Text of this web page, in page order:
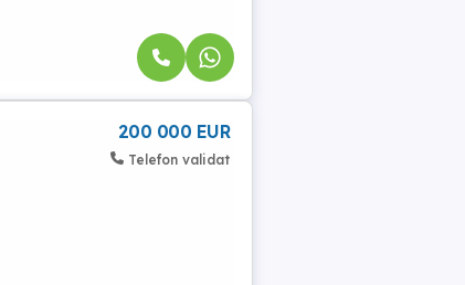
200 000 EUR
Telefon validat